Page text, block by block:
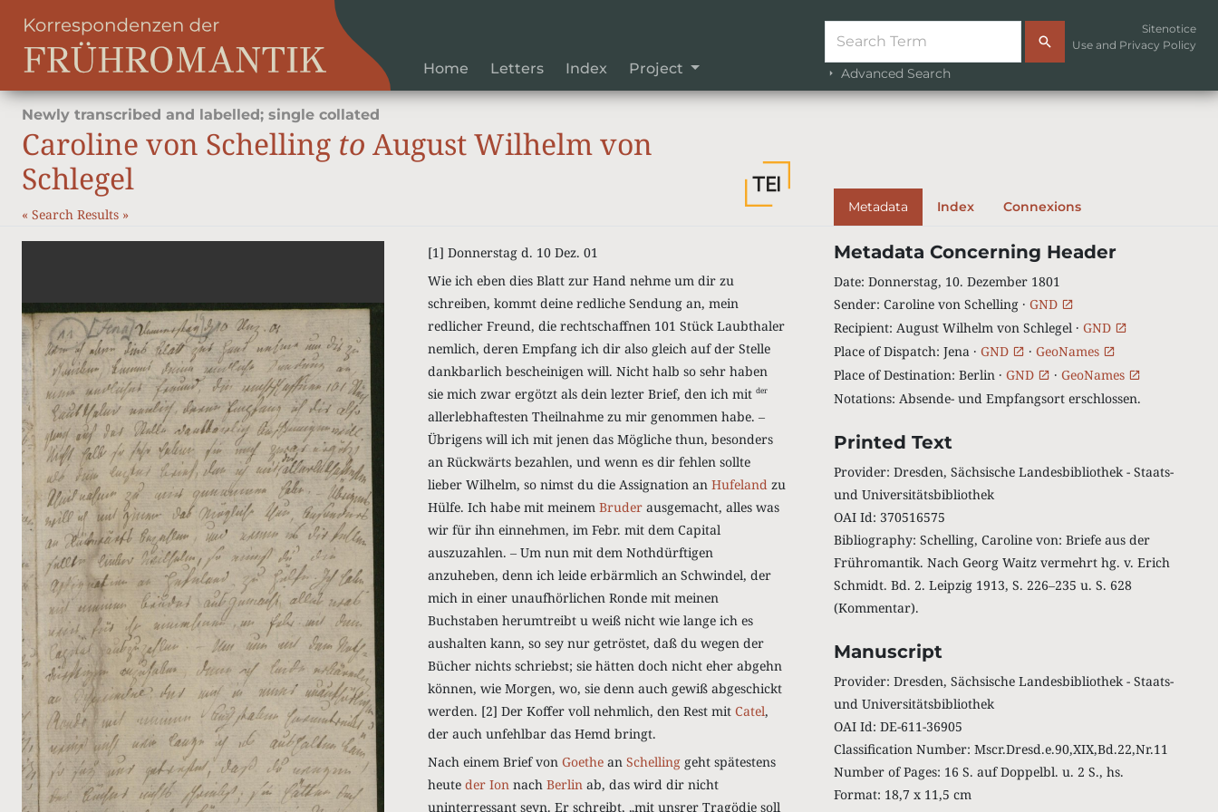
Home Letters Index Project Advanced Search
Sitenotice
Use and Privacy Policy
Newly transcribed and labelled; single collated
Caroline von Schelling to August Wilhelm von
Schlegel
« Search Results » Metadata Index Connexions
[1] Donnerstag d. 10 Dez. 01
Wie ich eben dies Blatt zur Hand nehme um dir zu
schreiben, kommt deine redliche Sendung an, mein
redlicher Freund, die rechtschaffnen 101 Stück Laubthaler
nemlich, deren Empfang ich dir also gleich auf der Stelle
dankbarlich bescheinigen will. Nicht halb so sehr haben
sie mich zwar ergötzt als dein lezter Brief, den ich mit der
allerlebhaftesten Theilnahme zu mir genommen habe. ‒
Übrigens will ich mit jenen das Mögliche thun, besonders
an Rückwärts bezahlen, und wenn es dir fehlen sollte
lieber Wilhelm, so nimst du die Assignation an Hufelandzu
Hülfe. Ich habe mit meinem Bruderausgemacht, alles was
wir für ihn einnehmen, im Febr. mit dem Capital
auszuzahlen. ‒ Um nun mit dem Nothdürftigen
anzuheben, denn ich leide erbärmlich an Schwindel, der
mich in einer unaufhörlichen Rondemit meinen
Buchstaben herumtreibt u weiß nicht wie lange ich es
aushalten kann, so sey nur getröstet, daß du wegen der
Bücher nichts schriebst; sie hätten doch nicht eher abgehn
können, wie Morgen, wo, sie denn auch gewiß abgeschickt
werden. [2] Der Koffer voll nehmlich, den Rest mit Catel,
der auch unfehlbar das Hemd bringt.
Nach einem Brief von Goethean Schellinggeht spätestens
heute der Ionnach Berlinab, das wird dir nicht
uninterressant seyn. Er schreibt, „mit unsrer Tragödie soll
Metadata Concerning Header
Date: Donnerstag, 10. Dezember 1801
Sender: Caroline von Schelling · GND
Recipient: August Wilhelm von Schlegel · GND
Place of Dispatch: Jena · GND · GeoNames
Place of Destination: Berlin · GND · GeoNames
Notations: Absende- und Empfangsort erschlossen.
Printed Text
Provider: Dresden, Sächsische Landesbibliothek - Staats-
und Universitätsbibliothek
OAI Id: 370516575
Bibliography: Schelling, Caroline von: Briefe aus der
Frühromantik. Nach Georg Waitz vermehrt hg. v. Erich
Schmidt. Bd. 2. Leipzig 1913, S. 226‒235 u. S. 628
(Kommentar).
Manuscript
Provider: Dresden, Sächsische Landesbibliothek - Staats-
und Universitätsbibliothek
OAI Id: DE-611-36905
Classification Number: Mscr.Dresd.e.90,XIX,Bd.22,Nr.11
Number of Pages: 16 S. auf Doppelbl. u. 2 S., hs.
Format: 18,7 x 11,5 cm